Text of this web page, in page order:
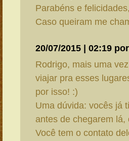
Parabéns e
Caso queiram me
20/07/2015 | 02:19
Rodrigo, mais uma
viajar pra esses
por isso! :)
Uma dúvida: vocês já
antes de chegarem
Você tem o contato